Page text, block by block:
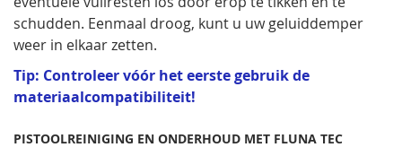
schudden. Eenmaal droog, kunt u uw geluiddemper
weer in elkaar zetten.
Tip: Controleer vóór het eerste gebruik de
materiaalcompatibiliteit!
PISTOOLREINIGING EN ONDERHOUD MET FLUNA TEC